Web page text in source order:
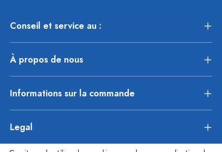
Conseil et service au :
À propos de nous
Informations sur la commande
Legal